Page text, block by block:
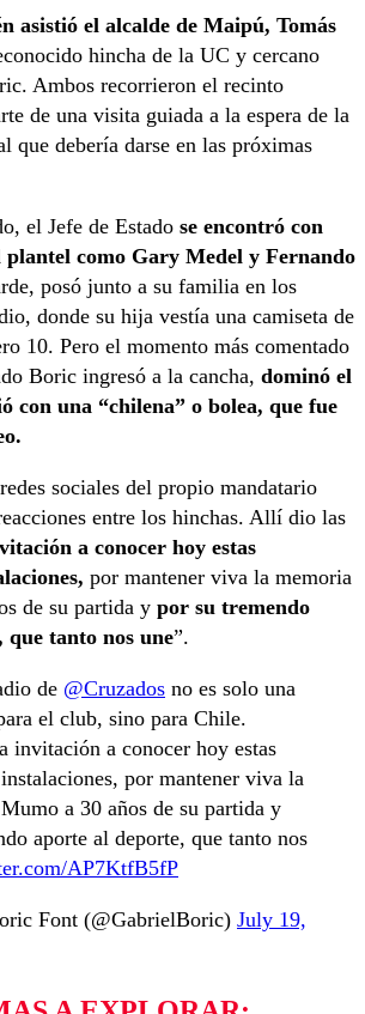
asistió el alcalde de Maipú, Tomás
hincha de la UC y cercano
Ambos recorrieron el recinto
de una visita guiada a la espera de la
que debería darse en las próximas
el Jefe de Estado se encontró con
plantel como Gary Medel y Fernando
posó junto a su familia en los
donde su hija vestía una camiseta de
10. Pero el momento más comentado
Boric ingresó a la cancha, dominó el
con una “chilena” o bolea, que fue
sociales del propio mandatario
entre los hinchas. Allí dio las
a conocer hoy estas
por mantener viva la memoria
de su partida y por su tremendo
tanto nos une”.
de @Cruzados no es solo una
el club, sino para Chile.
invitación a conocer hoy estas
por mantener viva la
a 30 años de su partida y
aporte al deporte, que tanto nos
AP7KtfB5fP
Font (@GabrielBoric) July 19,